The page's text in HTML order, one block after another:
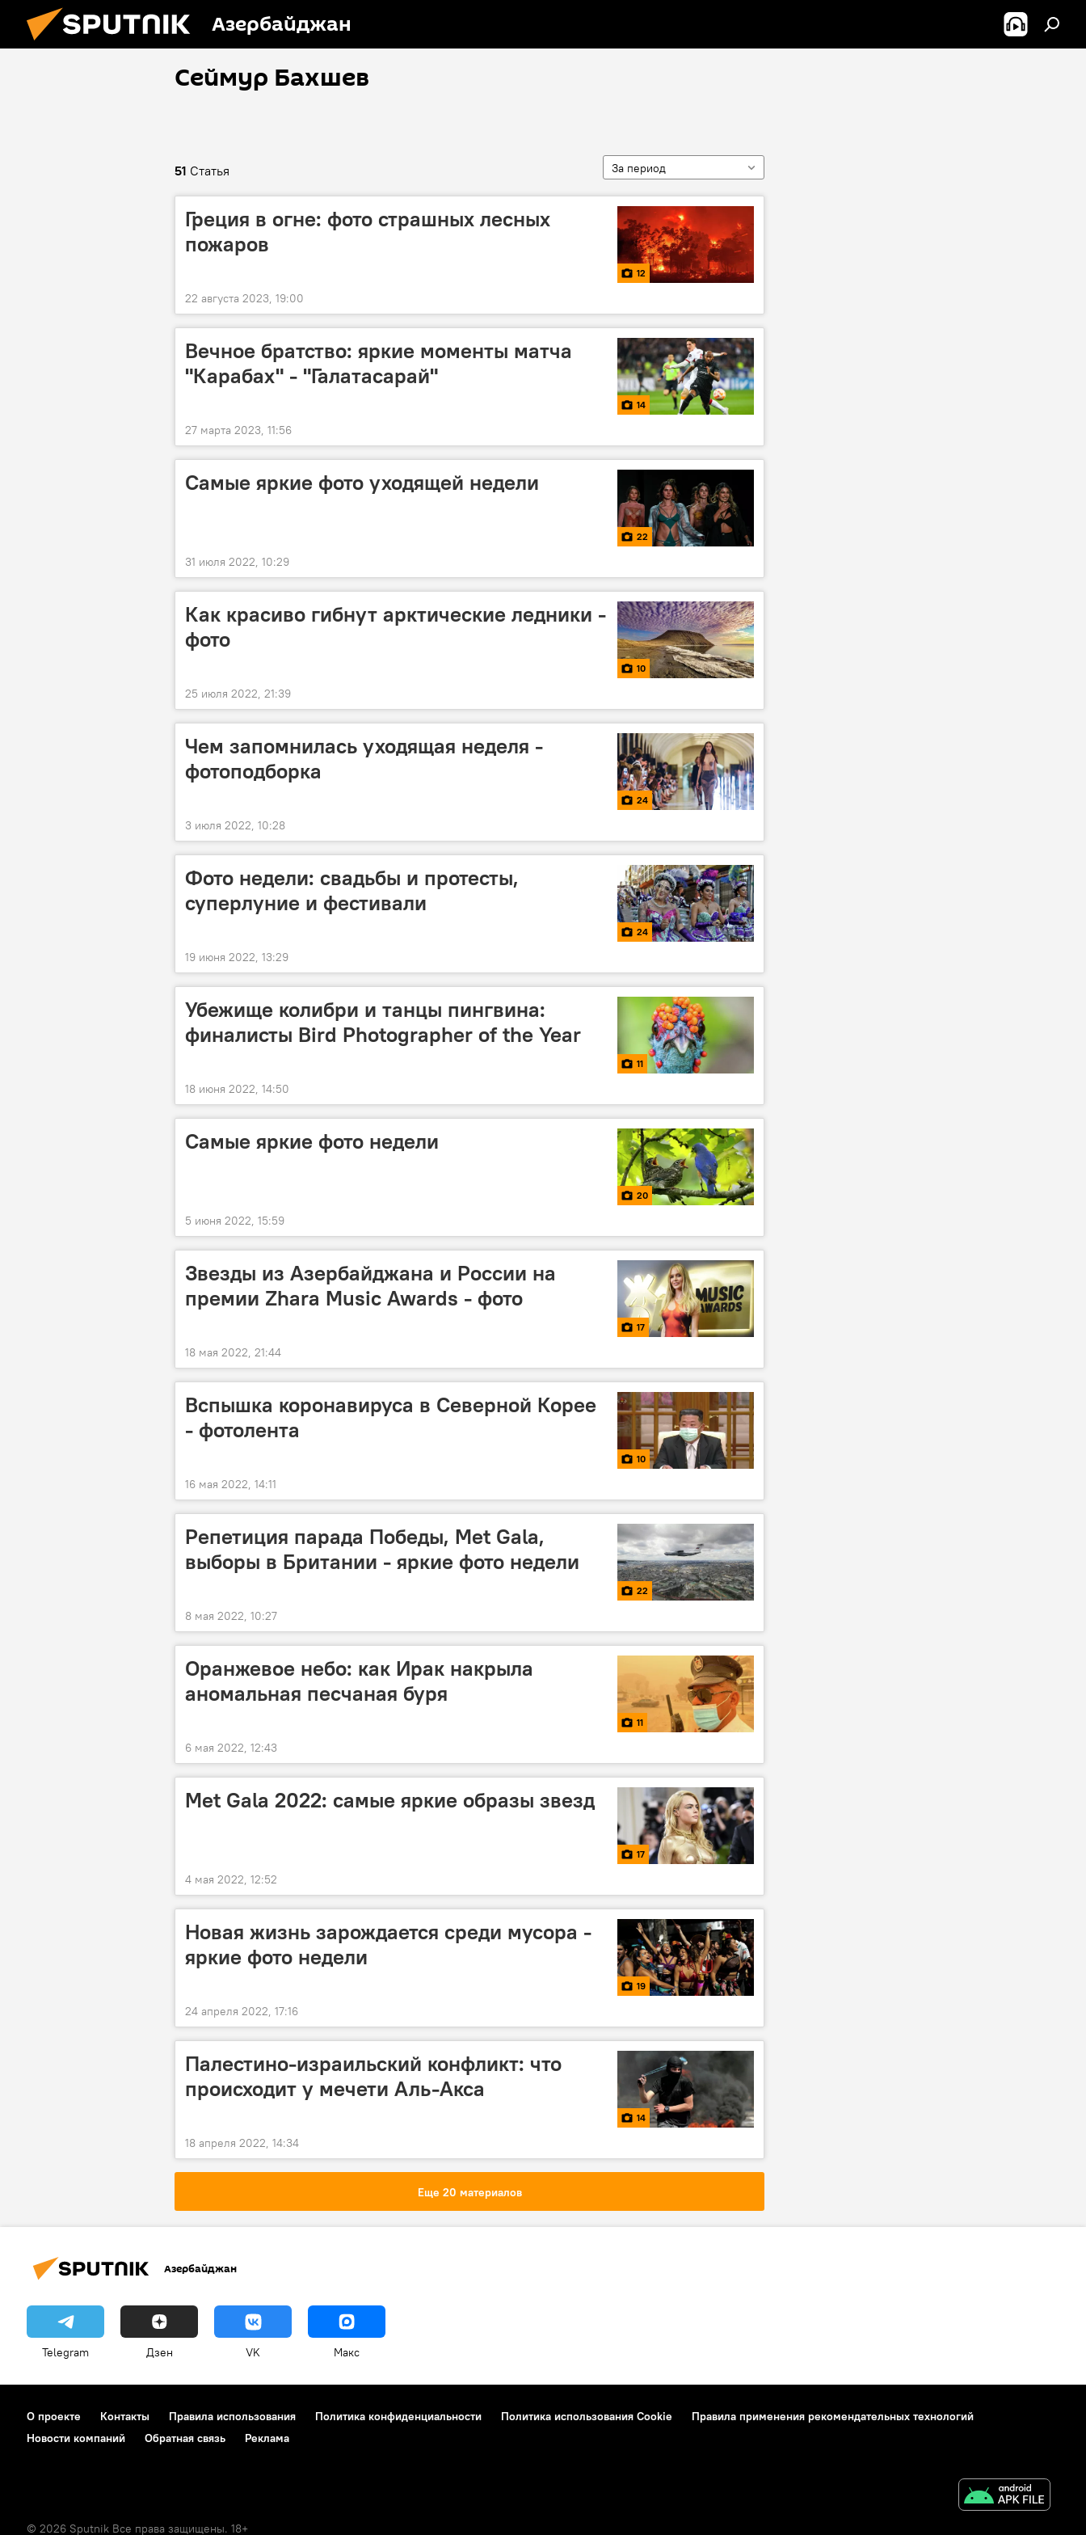
Азербайджан
Сеймур Бахшев
51 Статья За период
Греция в огне: фото страшных лесных
пожаров
12
22 августа 2023, 19:00
Вечное братство: яркие моменты матча
"Карабах" - "Галатасарай"
14
27 марта 2023, 11:56
Самые яркие фото уходящей недели
22
31 июля 2022, 10:29
Как красиво гибнут арктические ледники -
фото
10
25 июля 2022, 21:39
Чем запомнилась уходящая неделя -
фотоподборка
24
3 июля 2022, 10:28
Фото недели: свадьбы и протесты,
суперлуние и фестивали
24
19 июня 2022, 13:29
Убежище колибри и танцы пингвина:
финалисты Bird Photographer of the Year
11
18 июня 2022, 14:50
Самые яркие фото недели
20
5 июня 2022, 15:59
Звезды из Азербайджана и России на
премии Zhara Music Awards - фото
17
18 мая 2022, 21:44
Вспышка коронавируса в Северной Корее
- фотолента
10
16 мая 2022, 14:11
Репетиция парада Победы, Met Gala,
выборы в Британии - яркие фото недели
22
8 мая 2022, 10:27
Оранжевое небо: как Ирак накрыла
аномальная песчаная буря
11
6 мая 2022, 12:43
Met Gala 2022: самые яркие образы звезд
17
4 мая 2022, 12:52
Новая жизнь зарождается среди мусора -
яркие фото недели
19
24 апреля 2022, 17:16
Палестино-израильский конфликт: что
происходит у мечети Аль-Акса
14
18 апреля 2022, 14:34
Еще 20 материалов
Азербайджан
Telegram Дзен VK Макс
О проекте Контакты Правила использования Политика конфиденциальности Политика использования Cookie
Правила применения рекомендательных технологий
Новости компаний
Обратная связь Реклама
© 2026 Sputnik Все права защищены. 18+